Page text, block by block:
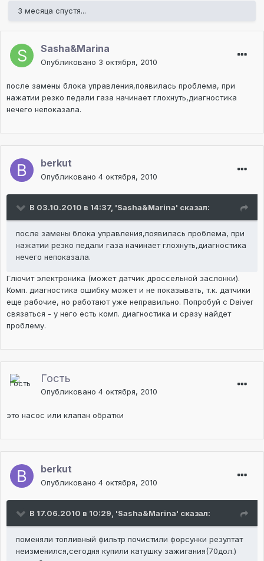
3 месяца спустя...
Sasha&Marina
Опубликовано 3 октября, 2010
после замены блока управления,появилась проблема, при
нажатии резко педали газа начинает глохнуть,диагностика
нечего непоказала.
berkut
Опубликовано 4 октября, 2010
В 03.10.2010 в 14:37, 'Sasha&Marina' сказал:
после замены блока управления,появилась проблема, при
нажатии резко педали газа начинает глохнуть,диагностика
нечего непоказала.
Глючит электроника (может датчик дроссельной заслонки).
Комп. диагностика ошибку может и не показывать, т.к. датчики
еще рабочие, но работают уже неправильно. Попробуй с Daiver
связаться - у него есть комп. диагностика и сразу найдет
проблему.
Гость
Опубликовано 4 октября, 2010
это насос или клапан обратки
berkut
Опубликовано 4 октября, 2010
В 17.06.2010 в 10:29, 'Sasha&Marina' сказал:
поменяли топливный фильтр почистили форсунки резултат
неизменился,сегодня купили катушку зажигания(70дол.)